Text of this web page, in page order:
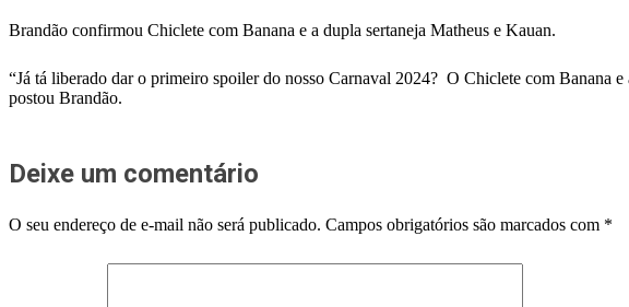
Brandão confirmou Chiclete com Banana e a dupla sertaneja Matheus e Kauan.
“Já tá liberado dar o primeiro spoiler do nosso Carnaval 2024? O Chiclete com Banana
postou Brandão.
Deixe um comentário
O seu endereço de e-mail não será publicado. Campos obrigatórios são marcados com *